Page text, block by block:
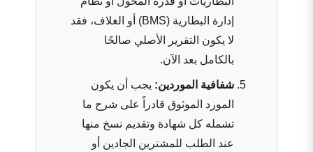
إدارة البطارية (BMS) أو الغلاف، فقد
لا يكون التقرير الأصلي صالحًا
بالكامل بعد الآن.
شفافية الموردين: يجب أن يكون
المورد الموثوق قادراً على شرح ما
تشمله كل شهادة وتقديم نسخ منها
عند الطلب للمشترين الجادين أو